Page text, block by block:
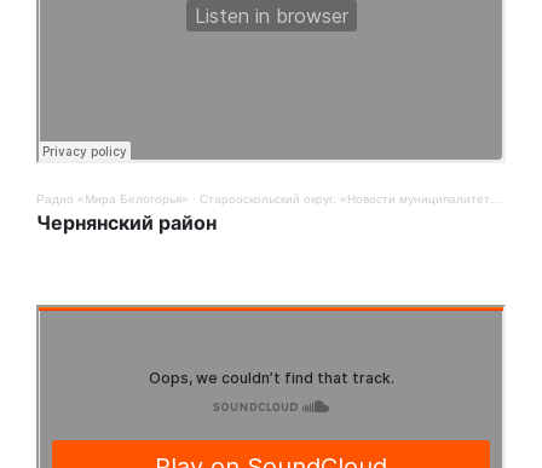
Радио «Мира Белогорья» · Старооскольский округ. «Новости муниципалитетов». 9 мая
Чернянский район